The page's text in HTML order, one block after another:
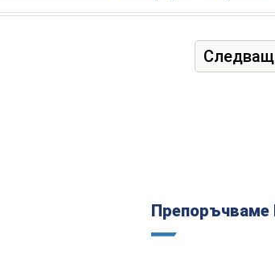
Препоръчваме